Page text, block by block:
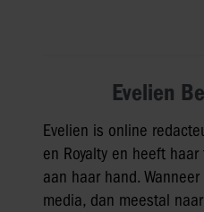
Evelien
Evelien is online
en Royalty en heeft
aan haar hand.
media, dan meestal